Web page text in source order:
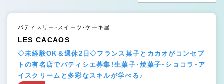
パティスリー・スイーツ・ケーキ屋
LES CACAOS
◇未経験OK＆週休2日◇フランス菓子とカカオがコンセプ
トの有名店でパティシエ募集！生菓子・焼菓子・ショコラ・ア
イスクリームと多彩なスキルが学べる♪